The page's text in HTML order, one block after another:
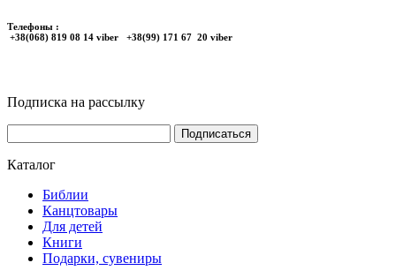
Телефоны :
+38(068) 819 08 14 viber +38(99) 171 67 20 viber
Подписка на рассылку
Каталог
Библии
Канцтовары
Для детей
Книги
Подарки, сувениры